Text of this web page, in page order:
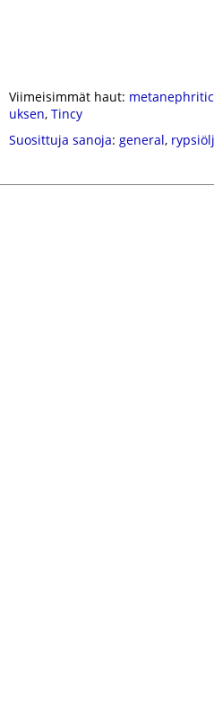
Viimeisimmät haut: metanephritic
uksen, Tincy
Suosittuja sanoja: general,